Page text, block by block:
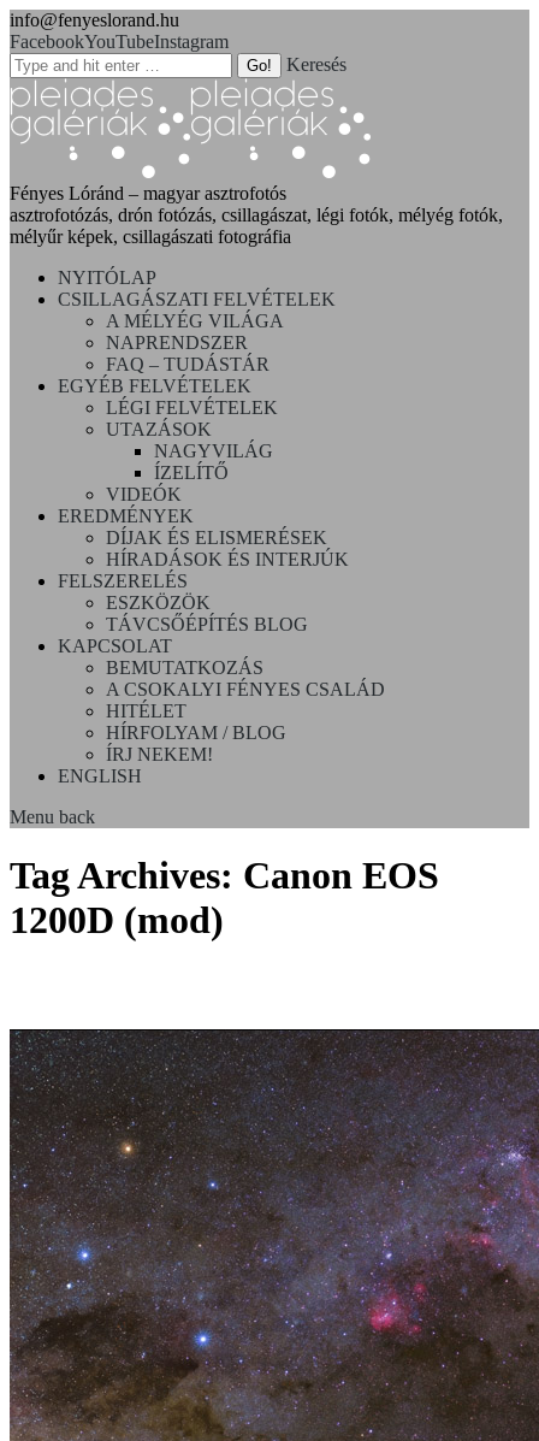
info@fenyeslorand.hu
FacebookYouTubeInstagram
Keresés
Fényes Lóránd – magyar asztrofotós
asztrofotózás, drón fotózás, csillagászat, légi fotók, mélyég fotók,
mélyűr képek, csillagászati fotográfia
NYITÓLAP
CSILLAGÁSZATI FELVÉTELEK
A MÉLYÉG VILÁGA
NAPRENDSZER
FAQ – TUDÁSTÁR
EGYÉB FELVÉTELEK
LÉGI FELVÉTELEK
UTAZÁSOK
NAGYVILÁG
ÍZELÍTŐ
VIDEÓK
EREDMÉNYEK
DÍJAK ÉS ELISMERÉSEK
HÍRADÁSOK ÉS INTERJÚK
FELSZERELÉS
ESZKÖZÖK
TÁVCSŐÉPÍTÉS BLOG
KAPCSOLAT
BEMUTATKOZÁS
A CSOKALYI FÉNYES CSALÁD
HITÉLET
HÍRFOLYAM / BLOG
ÍRJ NEKEM!
ENGLISH
Menu back
Tag Archives: Canon EOS
1200D (mod)